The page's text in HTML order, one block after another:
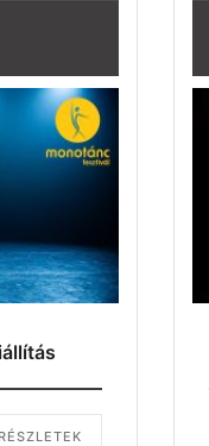
RÉSZLETEK